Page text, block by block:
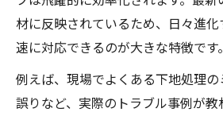
材に反映されているため、日々進
速に対応できるのが大きな特徴です。
例えば、現場でよくある下地処理
誤りなど、実際のトラブル事例が